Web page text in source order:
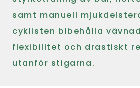
samt manuell
cyklisten bibehålla
flexibilitet och drastiskt
utanför stigarna.